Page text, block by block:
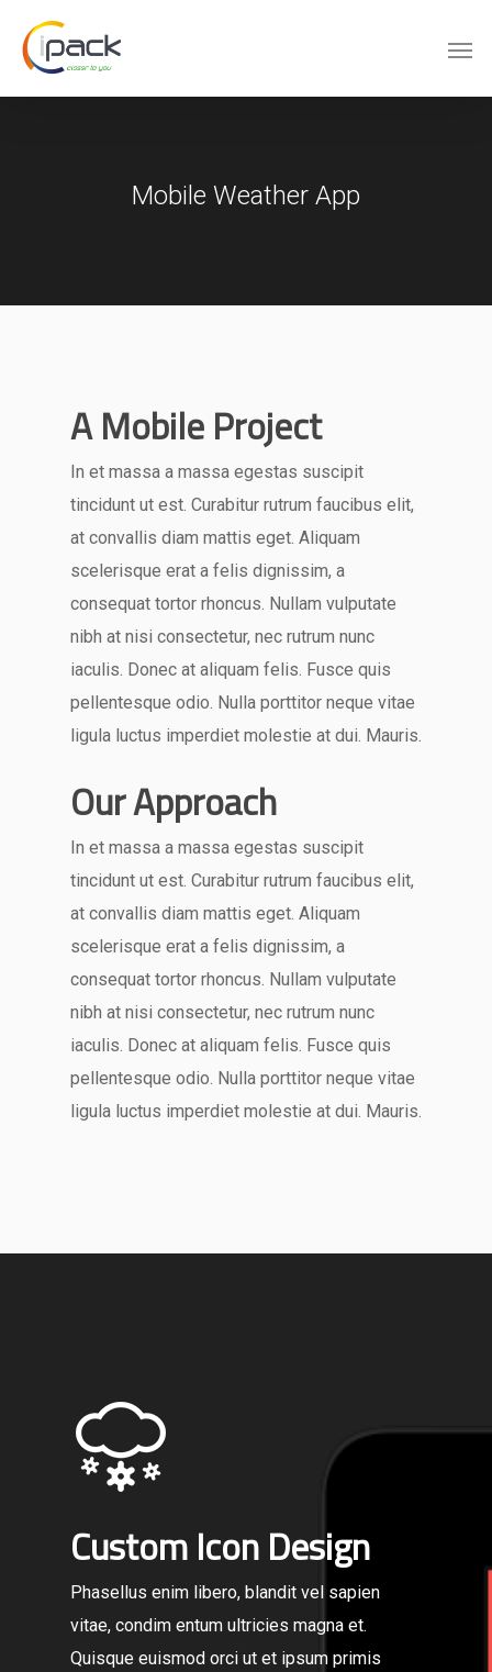
Mobile Weather App
A Mobile Project
In et massa a massa egestas suscipit
tincidunt ut est. Curabitur rutrum faucibus elit,
at convallis diam mattis eget. Aliquam
scelerisque erat a felis dignissim, a
consequat tortor rhoncus. Nullam vulputate
nibh at nisi consectetur, nec rutrum nunc
iaculis. Donec at aliquam felis. Fusce quis
pellentesque odio. Nulla porttitor neque vitae
ligula luctus imperdiet molestie at dui. Mauris.
Our Approach
In et massa a massa egestas suscipit
tincidunt ut est. Curabitur rutrum faucibus elit,
at convallis diam mattis eget. Aliquam
scelerisque erat a felis dignissim, a
consequat tortor rhoncus. Nullam vulputate
nibh at nisi consectetur, nec rutrum nunc
iaculis. Donec at aliquam felis. Fusce quis
pellentesque odio. Nulla porttitor neque vitae
ligula luctus imperdiet molestie at dui. Mauris.
Custom Icon Design
Phasellus enim libero, blandit vel sapien
vitae, condim entum ultricies magna et.
Quisque euismod orci ut et ipsum primis